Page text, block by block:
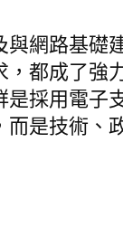
網路基礎
都成了強
採用電子
是技術、